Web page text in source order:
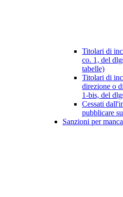
Titolari di
co. 1, del
tabelle)
Titolari di
direzione o
1-bis, del
Cessati
pubblicare
Sanzioni per